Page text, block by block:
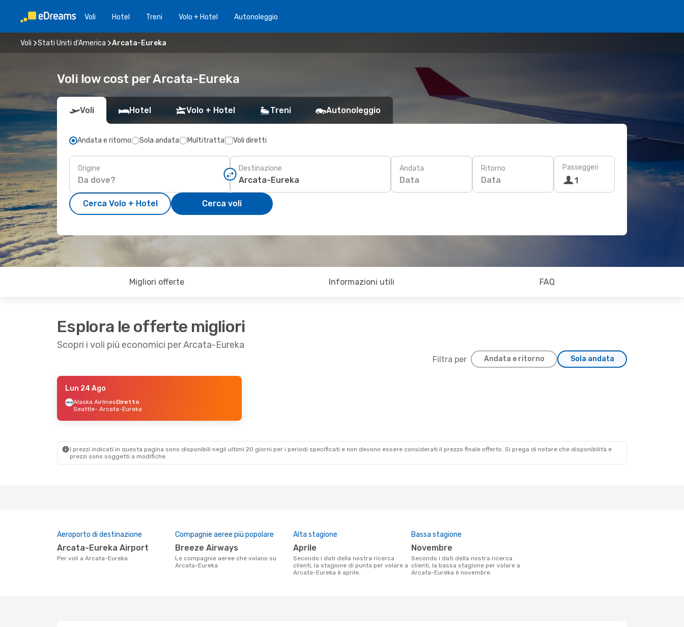
Voli Hotel Treni Volo + Hotel Autonoleggio
Voli Stati Uniti d'America Arcata-Eureka
Voli low cost per Arcata-Eureka
Voli Hotel Volo + Hotel Treni Autonoleggio
Andata e ritorno Sola andata Multitratta Voli diretti
Origine Destinazione Andata
Data
Ritorno
Data
Passeggeri
1
Cerca Volo + Hotel Cerca voli
Migliori offerte Informazioni utili FAQ
Esplora le offerte migliori
Scopri i voli più economici per Arcata-Eureka
Filtra per Andata e ritorno Sola andata
- Mar 25 Ago
Diretto
- Arcata-Eureka
Lun 24 Ago
Alaska AirlinesDiretto
Seattle- Arcata-Eureka
I prezzi indicati in questa pagina sono disponibili negli ultimi 20 giorni per i periodi specificati e non devono essere considerati il ​​prezzo finale offerto. Si prega di notare che disponibilità e
prezzi sono soggetti a modifiche.
Aeroporto di destinazione
Arcata-Eureka Airport
Per voli a Arcata-Eureka
Compagnie aeree più popolare
Breeze Airways
Le compagnie aeree che volano su
Arcata-Eureka
Alta stagione
aprile
Secondo i dati della nostra ricerca
clienti, la stagione di punta per volare a
Arcata-Eureka è aprile.
Bassa stagione
novembre
Secondo i dati della nostra ricerca
clienti, la bassa stagione per volare a
Arcata-Eureka è novembre.